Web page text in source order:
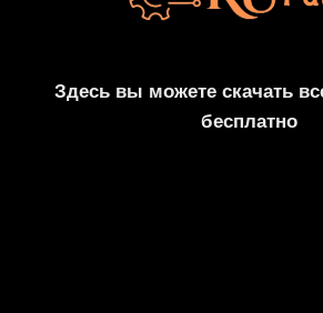
КЛЮЧ
Здесь вы можете скачать
бесплатно